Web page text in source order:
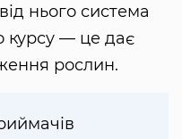
нього система
курсу — це дає
рослин.